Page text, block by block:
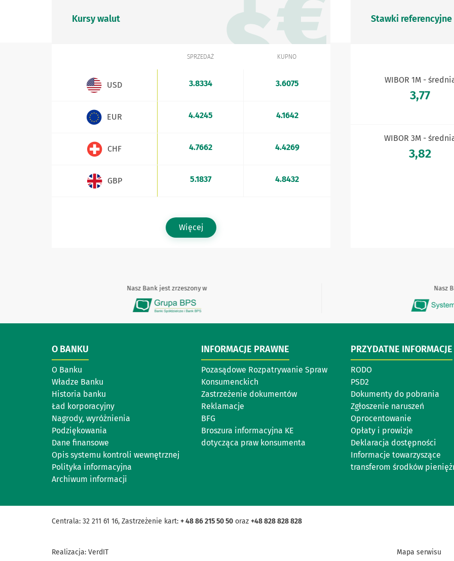
Kursy walut
SPRZEDAŻ KUPNO
USD 3.8334 3.6075
EUR 4.4245 4.1642
CHF 4.7662 4.4269
GBP 5.1837 4.8432
Więcej
Stawki referencyjne
WIBOR 1M -
3,77
WIBOR 3M -
3,82
Nasz Bank jest zrzeszony w Nasz
O BANKU
O Banku
Władze Banku
Historia banku
Ład korporacyjny
Nagrody, wyróżnienia
Podziękowania
Dane finansowe
Opis systemu kontroli wewnętrznej
Polityka informacyjna
Archiwum informacji
INFORMACJE PRAWNE
Pozasądowe Rozpatrywanie Spraw
Konsumenckich
Zastrzeżenie dokumentów
Reklamacje
BFG
Broszura informacyjna KE
dotycząca praw konsumenta
PRZYDATNE INFORMACJE
RODO
PSD2
Dokumenty do pobrania
Zgłoszenie naruszeń
Oprocentowanie
Opłaty i prowizje
Deklaracja dostępności
Informacje towarzyszące
transferom środków
Centrala: 32 211 61 16, Zastrzeżenie kart: + 48 86 215 50 50 oraz +48 828 828 828
Realizacja: VerdIT Mapa serwisu